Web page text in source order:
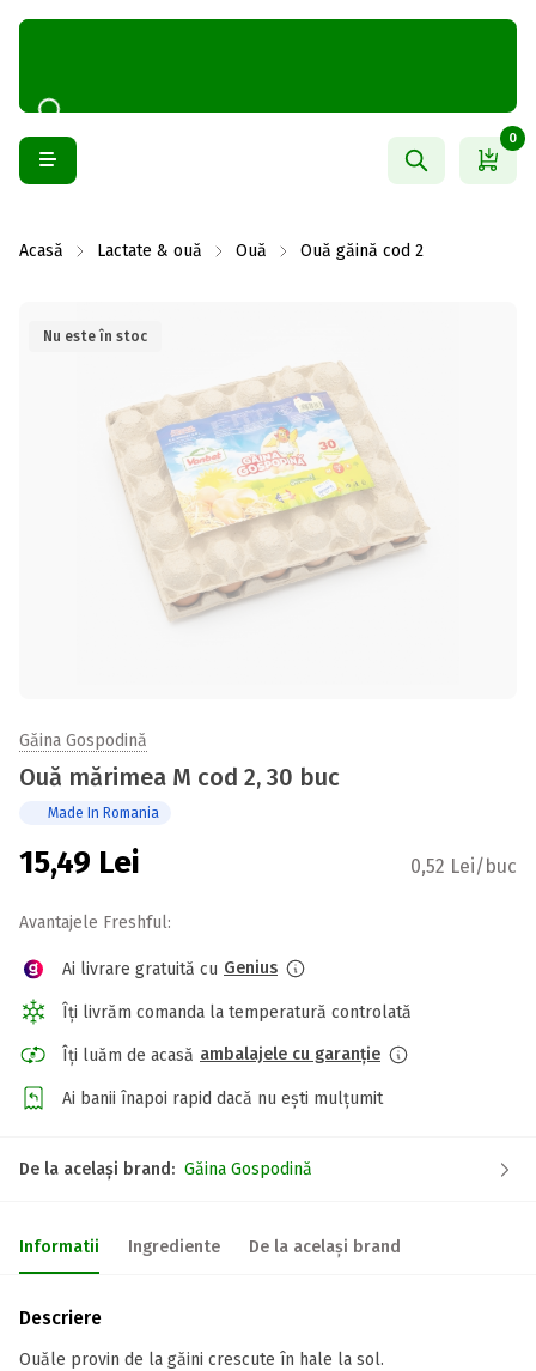
0
Acasă Lactate & ouă Ouă Ouă găină cod 2
Nu este în stoc
Găina Gospodină
Ouă mărimea M cod 2, 30 buc
Made In Romania
15,49 Lei 0,52 Lei/buc
Avantajele Freshful:
Ai livrare gratuită cu Genius
Îți livrăm comanda la temperatură controlată
Îți luăm de acasă ambalajele cu garanție
Ai banii înapoi rapid dacă nu ești mulțumit
De la același brand: Găina Gospodină
Informatii Ingrediente De la același brand
Descriere
Ouăle provin de la găini crescute în hale la sol.